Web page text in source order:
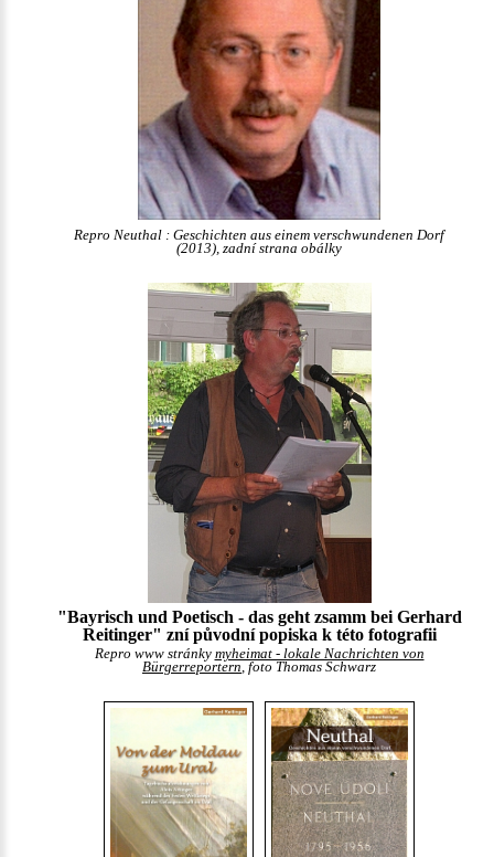
Repro Neuthal : Geschichten aus einem verschwundenen Dorf
(2013), zadní strana obálky
"Bayrisch und Poetisch - das geht zsamm bei Gerhard
Reitinger" zní původní popiska k této fotografii
Repro www stránky myheimat - lokale Nachrichten von
Bürgerreportern, foto Thomas Schwarz